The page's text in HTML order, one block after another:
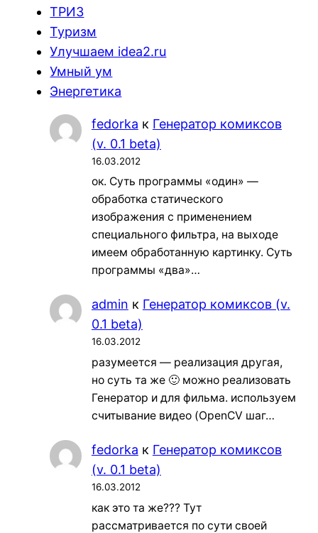
ТРИЗ
Туризм
Улучшаем idea2.ru
Умный ум
Энергетика
fedorka к Генератор комиксов
(v. 0.1 beta)
16.03.2012
ок. Суть программы «один» —
обработка статического
изображения с применением
специального фильтра, на выходе
имеем обработанную картинку. Суть
программы «два»…
admin к Генератор комиксов (v.
0.1 beta)
16.03.2012
разумеется — реализация другая,
но суть та же 🙂 можно реализовать
Генератор и для фильма. используем
считывание видео (OpenCV шаг…
fedorka к Генератор комиксов
(v. 0.1 beta)
16.03.2012
как это та же??? Тут
рассматривается по сути своей